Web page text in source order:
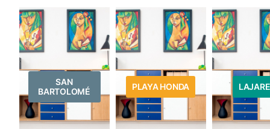
SAN
BARTOLOMÉ
PLAYA HONDA